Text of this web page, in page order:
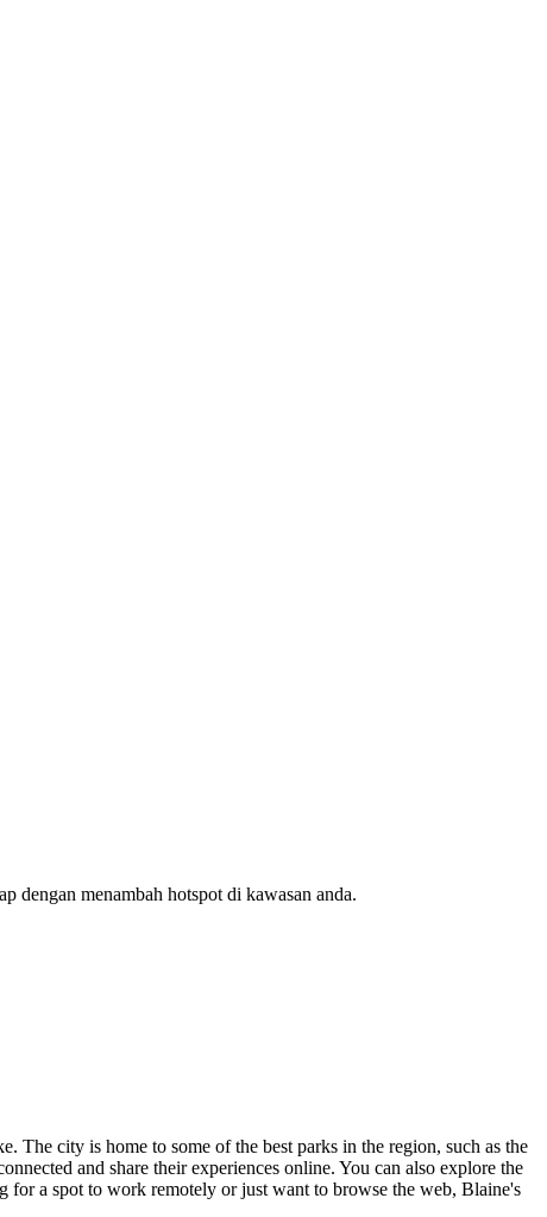
dengan menambah hotspot di kawasan anda.
The city is home to some of the best parks in the region, such as the
and share their experiences online. You can also explore the
for a spot to work remotely or just want to browse the web, Blaine's